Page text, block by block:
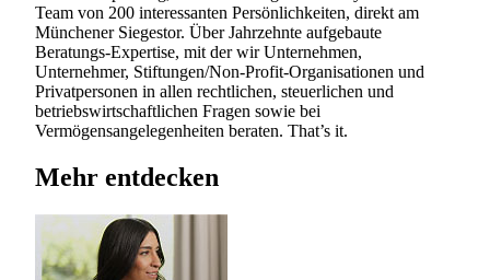
Team von 200 interessanten Persönlichkeiten, direkt am
Münchener Siegestor. Über Jahrzehnte aufgebaute
Beratungs-Expertise, mit der wir Unternehmen,
Unternehmer, Stiftungen/Non-Profit-Organisationen und
Privatpersonen in allen rechtlichen, steuerlichen und
betriebswirtschaftlichen Fragen sowie bei
Vermögensangelegenheiten beraten. That’s it.
Mehr entdecken